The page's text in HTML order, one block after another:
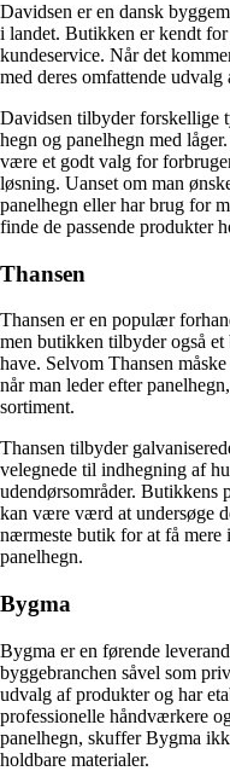
Davidsen er en dansk
i landet. Butikken er kendt
kundeservice. Når det
med deres omfattende
Davidsen tilbyder forskellige
hegn og panelhegn med
være et godt valg for
løsning. Uanset om man
panelhegn eller har brug for
finde de passende produkter
Thansen
Thansen er en populær
men butikken tilbyder også
have. Selvom Thansen
når man leder efter
sortiment.
Thansen tilbyder
velegnede til indhegning af
udendørsområder. Butikkens
kan være værd at undersøge
nærmeste butik for at få
panelhegn.
Bygma
Bygma er en førende
byggebranchen såvel som
udvalg af produkter og har
professionelle håndværkere
panelhegn, skuffer Bygma
holdbare materialer.